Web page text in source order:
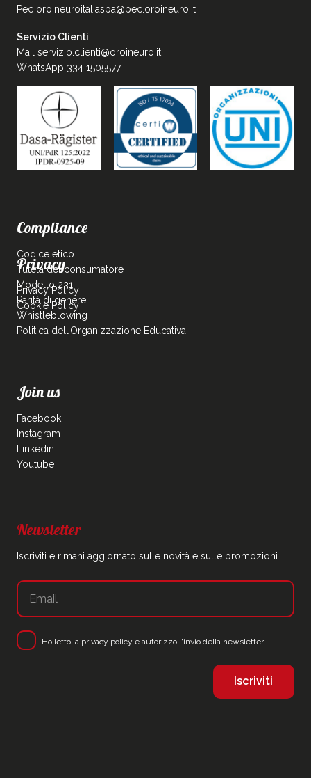
Pec oroineuroitaliaspa@pec.oroineuro.it
Servizio Clienti
Mail servizio.clienti@oroineuro.it
WhatsApp 334 1505577
Compliance
Codice etico
Tutela del consumatore
Modello 231
Parità di genere
Whistleblowing
Politica dell’Organizzazione Educativa
Privacy
Privacy Policy
Cookie Policy
Join us
Facebook
Instagram
Linkedin
Youtube
Newsletter
Iscriviti e rimani aggiornato sulle novità e sulle promozioni
Ho letto la privacy policy e autorizzo l'invio della newsletter